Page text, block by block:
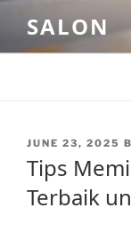
content
SALON
POSTED
ON
JUNE 23, 2025
Tips
Terbaik